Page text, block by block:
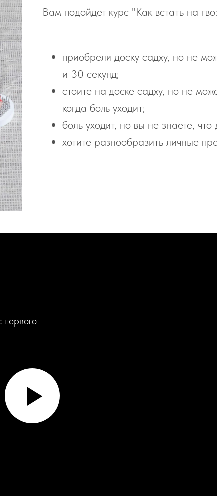
Вам подойдет курс "Как встать на
приобрели доску садху, но не
и 30 секунд;
стоите на доске садху, но не
когда боль уходит;
боль уходит, но вы не знаете, что
хотите разнообразить личные
первого